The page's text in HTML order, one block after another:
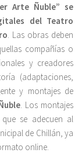
Arte Ñuble” se
del Teatro
. Las obras deben
compañías o
y creadores
(adaptaciones,
y montajes de
. Los montajes
se adecuen al
de Chillán, ya
online.